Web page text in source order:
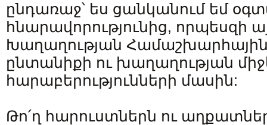
ընդառաջ՝ ես ցանկանում եմ
հնարավորությունից, որպեսզի
Խաղաղության
ընտանիքի ու խաղաղության
հարաբերությունների մասին:
Թո՛ղ հարուստներն ու